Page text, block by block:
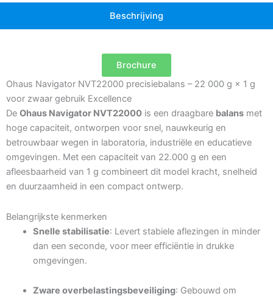
Beschrijving
Brochure
Ohaus Navigator NVT22000 precisiebalans – 22 000 g × 1 g
voor zwaar gebruik Excellence
De Ohaus Navigator NVT22000 is een draagbare balans met
hoge capaciteit, ontworpen voor snel, nauwkeurig en
betrouwbaar wegen in laboratoria, industriële en educatieve
omgevingen. Met een capaciteit van 22.000 g en een
afleesbaarheid van 1 g combineert dit model kracht, snelheid
en duurzaamheid in een compact ontwerp.
Belangrijkste kenmerken
Snelle stabilisatie: Levert stabiele aflezingen in minder
dan een seconde, voor meer efficiëntie in drukke
omgevingen.
Zware overbelastingsbeveiliging: Gebouwd om